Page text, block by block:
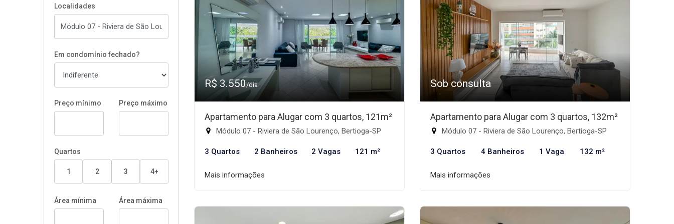
Localidades
Em condomínio fechado?
Preço mínimo Preço máximo
Quartos
1 2 3 4+
Área mínima Área máxima
R$ 3.550/dia
Apartamento para Alugar com 3 quartos, 121m²
Módulo 07 - Riviera de São Lourenço, Bertioga-SP
3 Quartos 2 Banheiros 2 Vagas 121 m²
Mais informações
Sob consulta
Apartamento para Alugar com 3 quartos, 132m²
Módulo 07 - Riviera de São Lourenço, Bertioga-SP
3 Quartos 4 Banheiros 1 Vaga 132 m²
Mais informações